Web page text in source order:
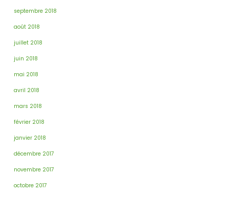
septembre 2018
août 2018
juillet 2018
juin 2018
mai 2018
avril 2018
mars 2018
février 2018
janvier 2018
décembre 2017
novembre 2017
octobre 2017